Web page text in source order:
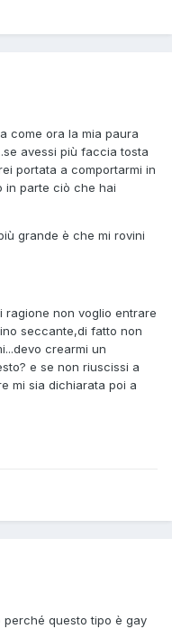
come ora la mia paura
avessi più faccia tosta
portata a comportarmi in
in parte ciò che hai
grande è che mi rovini
non voglio entrare
seccante,di fatto non
crearmi un
e se non riuscissi a
mi sia dichiarata poi a
perché questo tipo è gay